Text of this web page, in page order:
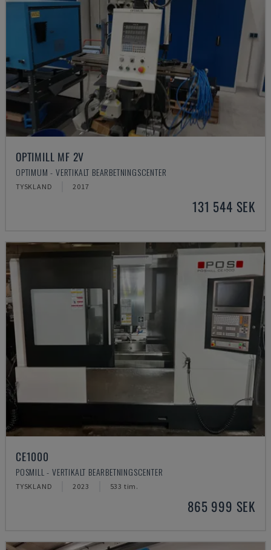
OPTIMILL MF 2V
OPTIMUM - VERTIKALT BEARBETNINGSCENTER
TYSKLAND 2017
131 544 SEK
CE1000
POSMILL - VERTIKALT BEARBETNINGSCENTER
TYSKLAND 2023 533 tim.
865 999 SEK